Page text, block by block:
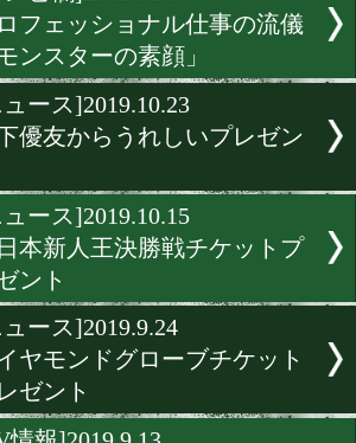
[告知]2020.3.5
小原佳太が東京ネットラジ
出演
[ニュース]2019.11.30
11.30日台戦が無料配信中!
[プレゼント]2019.11.22
全日本新人王決定戦チケッ
レゼント